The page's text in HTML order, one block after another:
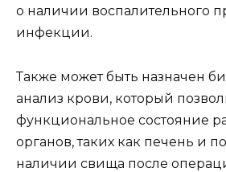
о наличии воспалительного
инфекции.
Также может быть назначен
анализ крови, который
функциональное состояние
органов, таких как печень и
наличии свища после